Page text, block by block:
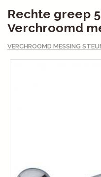
Rechte greep
Verchroomd
VERCHROOMD MESSING